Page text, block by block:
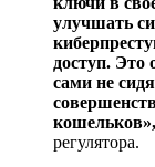
улучшать
доступ. Это
сами не
кошельков»,
регулятора.